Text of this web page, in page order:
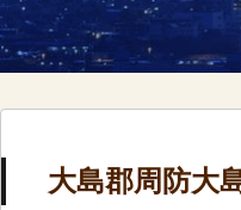
大島郡周防大